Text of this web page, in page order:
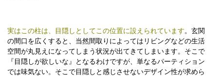
実はこの柱は、目隠しとしてこの位置に設えられています。玄関
の間口を広くすると、当然間取りによってはリビングなどの生活
空間が丸見えになってしまう状況が出てきてしまいます。そこで
『目隠しが欲しいな』となるわけですが、単なるパーティション
では味気ない。そこで目隠しと感じさせないデザイン性が求めら